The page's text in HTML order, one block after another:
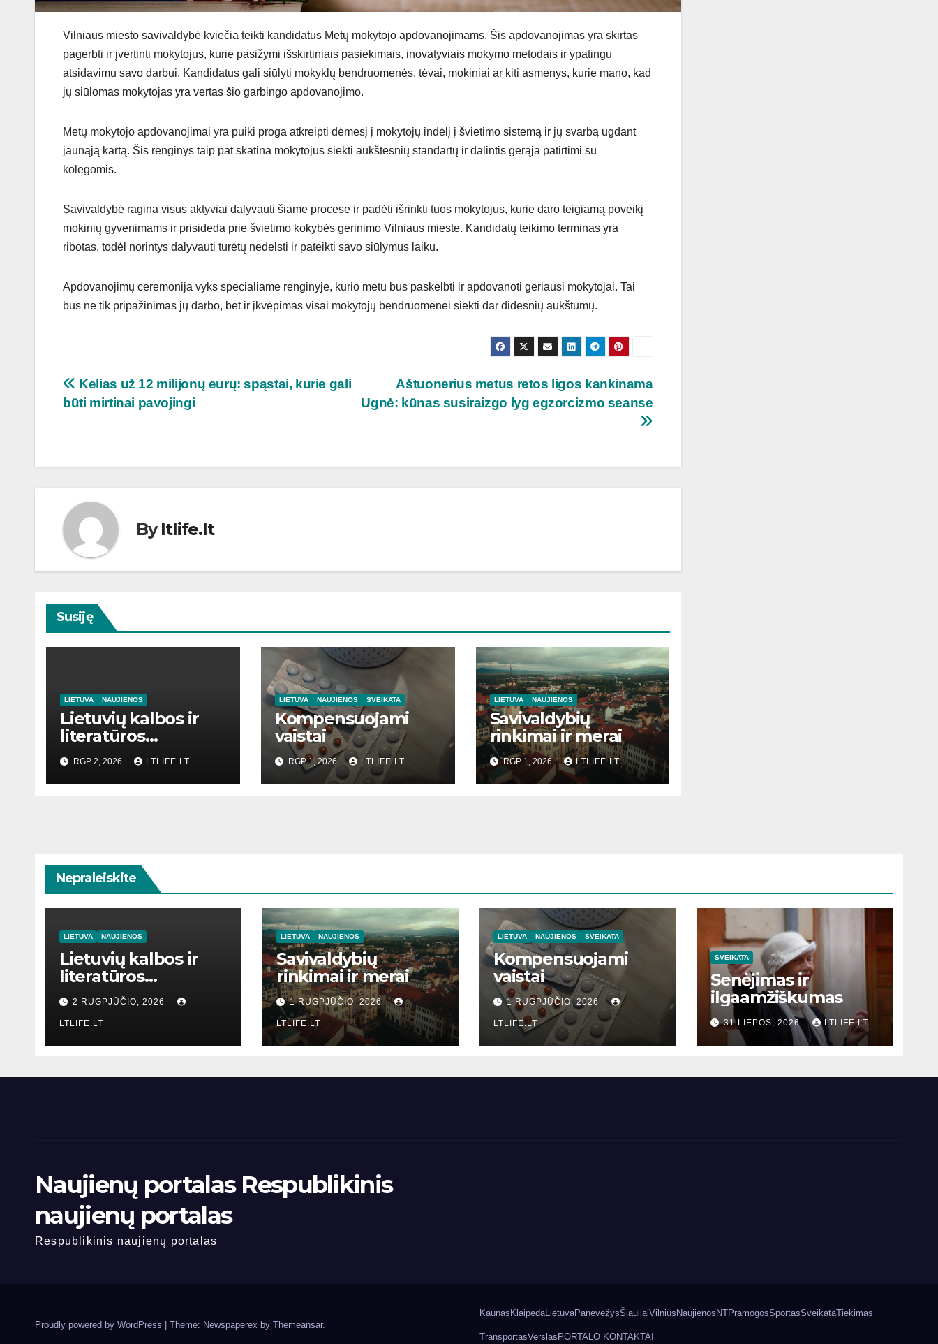
Vilniaus miesto savivaldybė kviečia teikti kandidatus Metų mokytojo apdovanojimams. Šis apdovanojimas yra skirtas
pagerbti ir įvertinti mokytojus, kurie pasižymi išskirtiniais pasiekimais, inovatyviais mokymo metodais ir ypatingu
atsidavimu savo darbui. Kandidatus gali siūlyti mokyklų bendruomenės, tėvai, mokiniai ar kiti asmenys, kurie mano, kad
jų siūlomas mokytojas yra vertas šio garbingo apdovanojimo.
Metų mokytojo apdovanojimai yra puiki proga atkreipti dėmesį į mokytojų indėlį į švietimo sistemą ir jų svarbą ugdant
jaunąją kartą. Šis renginys taip pat skatina mokytojus siekti aukštesnių standartų ir dalintis gerąja patirtimi su
kolegomis.
Savivaldybė ragina visus aktyviai dalyvauti šiame procese ir padėti išrinkti tuos mokytojus, kurie daro teigiamą poveikį
mokinių gyvenimams ir prisideda prie švietimo kokybės gerinimo Vilniaus mieste. Kandidatų teikimo terminas yra
ribotas, todėl norintys dalyvauti turėtų nedelsti ir pateikti savo siūlymus laiku.
Apdovanojimų ceremonija vyks specialiame renginyje, kurio metu bus paskelbti ir apdovanoti geriausi mokytojai. Tai
bus ne tik pripažinimas jų darbo, bet ir įkvėpimas visai mokytojų bendruomenei siekti dar didesnių aukštumų.
Navigacija
Aštuonerius metus retos ligos kankinama
Ugnė: kūnas susiraizgo lyg egzorcizmo seanse
Kelias už 12 milijonų eurų: spąstai, kurie gali
būti mirtinai pavojingi
Byltlife.lt
Susiję
LIETUVA NAUJIENOS
Lietuvių kalbos ir
literatūros
mokymas
RGP 2, 2026 LTLIFE.LT
LIETUVA NAUJIENOS SVEIKATA
Kompensuojami
vaistai
RGP 1, 2026 LTLIFE.LT
LIETUVA NAUJIENOS
Savivaldybių
rinkimai ir merai
RGP 1, 2026 LTLIFE.LT
Nepraleiskite
LIETUVA NAUJIENOS
Lietuvių kalbos ir
literatūros
mokymas
2 RUGPJŪČIO, 2026
LTLIFE.LT
LIETUVA NAUJIENOS
Savivaldybių
rinkimai ir merai
1 RUGPJŪČIO, 2026
LTLIFE.LT
LIETUVA NAUJIENOS SVEIKATA
Kompensuojami
vaistai
1 RUGPJŪČIO, 2026
LTLIFE.LT
SVEIKATA
Senėjimas ir
ilgaamžiškumas
31 LIEPOS, 2026 LTLIFE.LT
Naujienų portalas Respublikinis
naujienų portalas
Respublikinis naujienų portalas
Proudly powered by WordPress | Theme: Newspaperex by Themeansar.
KaunasKlaipėdaLietuvaPanevėžysŠiauliaiVilniusNaujienosNTPramogosSportasSveikataTiekimas
TransportasVerslasPORTALO KONTAKTAI